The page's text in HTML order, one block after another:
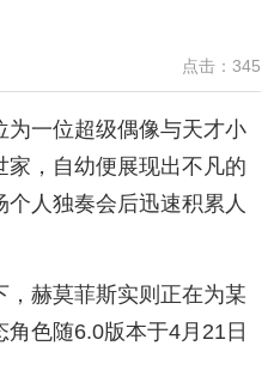
点击：345
为一位超级偶像与天才小
，自幼便展现出不凡的
人独奏会后迅速积累人
赫莫菲斯实则正在为某
色随6.0版本于4月21日